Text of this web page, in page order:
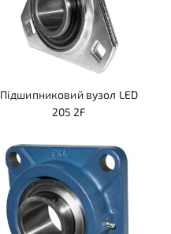
Підшипниковий вузол LED
205 2F